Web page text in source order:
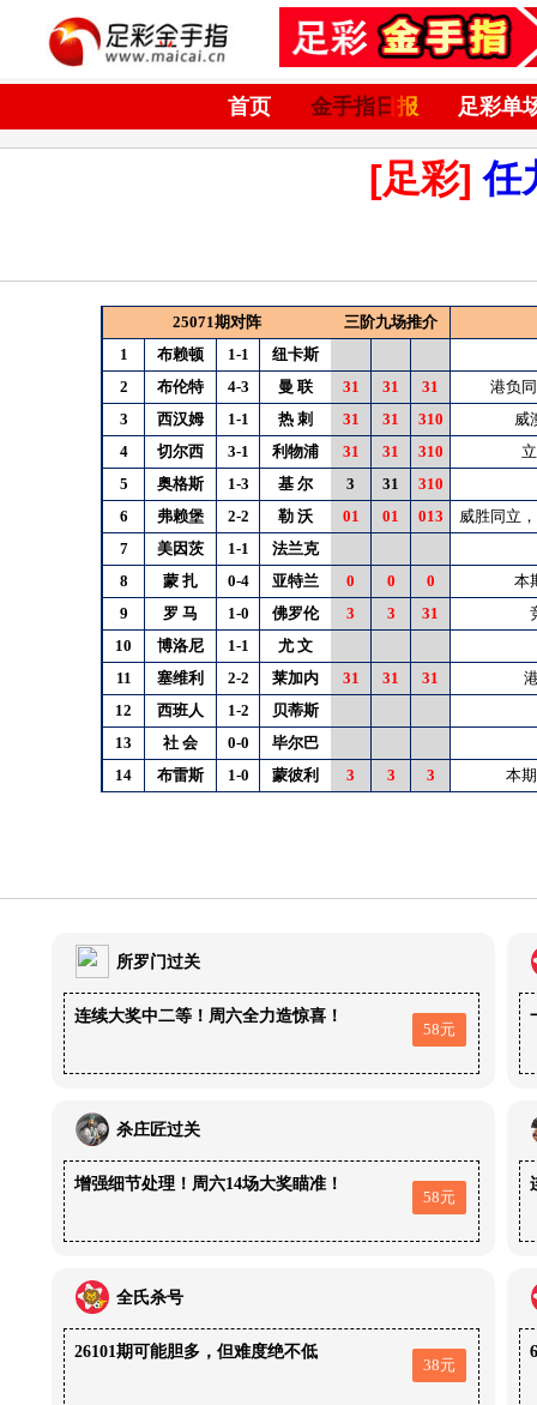
首页 金手指日报 足彩单
[足彩]任
25071期对阵
三阶九场推介
1
布赖顿 1-1
纽卡斯
2
布伦特 4-3 曼 联 31 31 31
港负
3
西汉姆 1-1 热 刺 31 31 310
威
4
切尔西 3-1 利物浦 31 31 310
5
奥格斯 1-3 基 尔 3 31
310
6
弗赖堡 2-2 勒 沃 01 01 013
威胜同立
7
美因茨 1-1
法兰克
8
蒙 扎 0-4 亚特兰 0 0 0
本
9
罗 马 1-0 佛罗伦 3 3 31
10
博洛尼 1-1 尤 文
11
塞维利 2-2 莱加内 31 31 31
12
西班人 1-2
贝蒂斯
13
社 会 0-0
毕尔巴
14
布雷斯 1-0 蒙彼利 3 3 3 本
所罗门过关
连续大奖中二等！周六全力造惊喜！
58元
杀庄匠过关
增强细节处理！周六14场大奖瞄准！
58元
全氏杀号
26101期可能胆多，但难度绝不低
38元